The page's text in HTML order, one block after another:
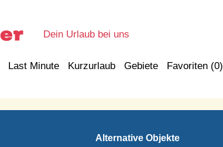
Dein Urlaub bei uns
Last Minute Kurzurlaub Gebiete Favoriten (0)
Alternative Objekte